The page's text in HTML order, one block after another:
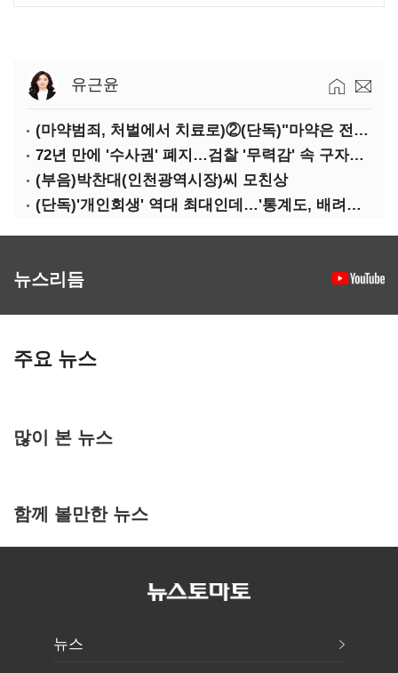
유근윤
(마약범죄, 처벌에서 치료로)②(단독)"마약은 전염병…여성 맞춤형 재활과정 개발 중"
72년 만에 '수사권' 폐지…검찰 '무력감' 속 구자현 사의
(부음)박찬대(인천광역시장)씨 모친상
(단독)'개인회생' 역대 최대인데…'통계도, 배려도' 없는 사법부
뉴스리듬
주요 뉴스
많이 본 뉴스
함께 볼만한 뉴스
뉴스